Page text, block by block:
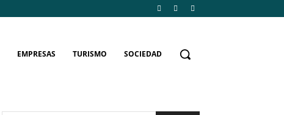
EMPRESAS TURISMO SOCIEDAD